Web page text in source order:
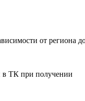
от региона
в ТК при получении